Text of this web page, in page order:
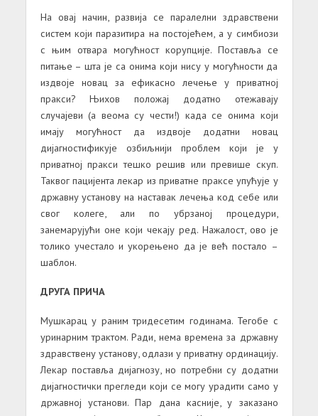
На овај начин, развија се паралелни здравствени
систем који паразитира на постојећем, а у симбиози
с њим отвара могућност корупције. Поставља се
питање – шта је са онима који нису у могућности да
издвоје новац за ефикасно лечење у приватној
пракси? Њихов положај додатно отежавају
случајеви (а веома су чести!) када се онима који
имају могућност да издвоје додатни новац
дијагностификује озбиљнији проблем који је у
приватној пракси тешко решив или превише скуп.
Таквог пацијента лекар из приватне праксе упућује у
државну установу на наставак лечења код себе или
свог колеге, али по убрзаној процедури,
занемарујући оне који чекају ред. Нажалост, ово је
толико учестало и укорењено да је већ постало –
шаблон.
ДРУГА ПРИЧА
Мушкарац у раним тридесетим годинама. Тегобе с
уринарним трактом. Ради, нема времена за државну
здравствену установу, одлази у приватну ординацију.
Лекар поставља дијагнозу, но потребни су додатни
дијагностички прегледи који се могу урадити само у
државној установи. Пар дана касније, у заказано